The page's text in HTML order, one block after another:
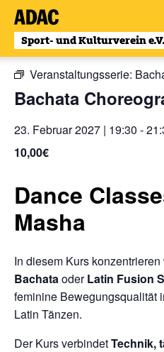
Zum
Inhalt
wechseln
« Alle Veranstaltungen
Veranstaltungsserie:
Bachata
23. Februar 2027 | 19:30 -
10,00€
Dance
Masha
In diesem Kurs
BachataoderLatin Fusion
feminine Bewegungsqualität
Latin Tänzen.
Der Kurs verbindetTechnik,